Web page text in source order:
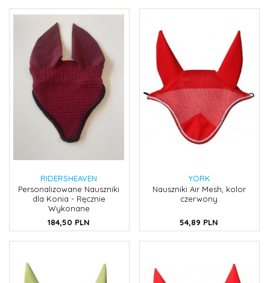
RIDERSHEAVEN
Personalizowane Nauszniki
dla Konia - Ręcznie
Wykonane
184,50 PLN
YORK
Nauszniki Air Mesh, kolor
czerwony
54,89 PLN